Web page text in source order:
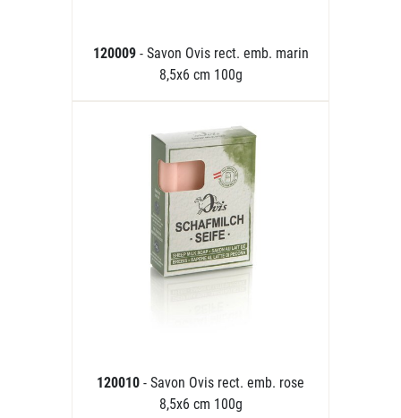
120009 - Savon Ovis rect. emb. marin
8,5x6 cm 100g
120010 - Savon Ovis rect. emb. rose
8,5x6 cm 100g